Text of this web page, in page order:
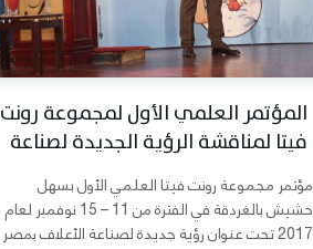
المؤتمر العلمي الأول لمجموعة رونت
فيتا لمناقشة الرؤية الجديدة لصناعة
الأعلاف بمصر
مؤتمر مجموعة رونت فيتا العلمي الأول بسهل
حشيش بالغردقة في الفترة من 11 – 15 نوفمبر لعام
2017 تحت عنوان رؤية جديدة لصناعة الأعلاف بمصر